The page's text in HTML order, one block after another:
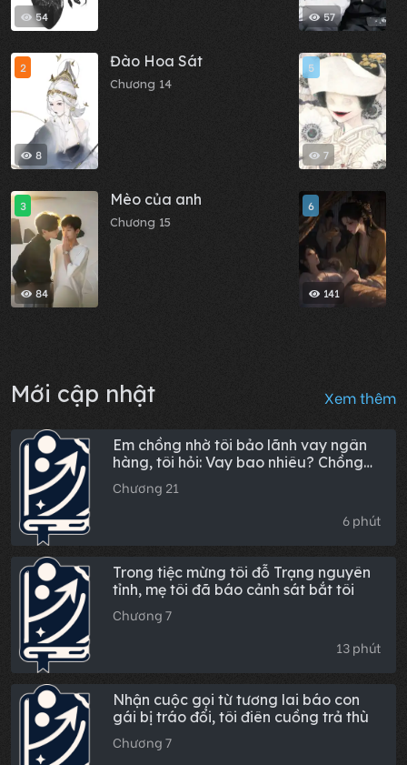
54
8
2 Đào Hoa Sát
Chương 14
84
3 Mèo của anh
Chương 15
57
7
5
141
6
Mới cập nhật Xem thêm
Em chồng nhờ tôi bảo lãnh vay ngân
hàng, tôi hỏi: Vay bao nhiêu? Chồng
thản nhiên đáp: Không nhiều, chỉ 2
triệu thôi. Tôi quay sang báo cảnh sát,
Chương 21
6 phút
Trong tiệc mừng tôi đỗ Trạng nguyên
tỉnh, mẹ tôi đã báo cảnh sát bắt tôi
Chương 7
13 phút
Nhận cuộc gọi từ tương lai báo con
gái bị tráo đổi, tôi điên cuồng trả thù
Chương 7